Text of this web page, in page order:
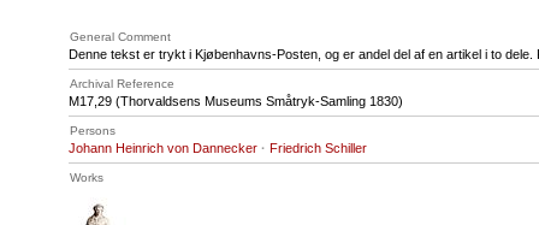
General Comment
Denne tekst er trykt i Kjøbenhavns-Posten, og er andel del af en artikel i to
Archival Reference
M17 ,29 (Thorvaldsens Museums Småtryk-Samling 1830)
Persons
Johann Heinrich von Dannecker · Friedrich Schiller
Works